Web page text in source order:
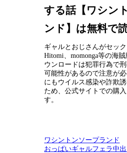
する話【ワシン
ンド】は無料で
ギャルとおじさんがセッ
Hitomi、momonga等の海
ウンロードは犯罪行為で
可能性があるので注意が
にもウイルス感染や詐欺
ため、公式サイトでの購
す。
ワシントンソープランド
おっぱいギャルフェラ中